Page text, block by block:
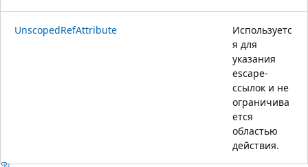
UnscopedRefAttribute
Используетс
я для
указания
escape-
ссылок и не
ограничива
ется
областью
действия.